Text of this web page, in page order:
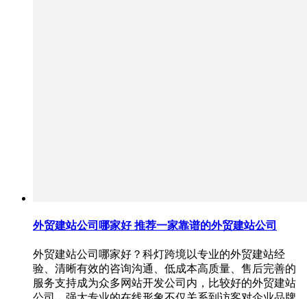
外贸建站公司哪家好 推荐一家靠谱的外贸建站公司
外贸建站公司哪家好？科灯跨境以专业的外贸建站经
验、清晰有效的咨询沟通、低成本高质量、售后完善的
服务支持成为众多网站开发公司内，比较好的外贸建站